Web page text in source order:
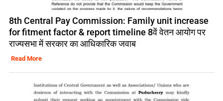
8th Central Pay Commission: Family unit increase
for fitment factor & report timeline 8वें वेतन आयोग पर
राज्यसभा में सरकार का आधिकारिक जवाब
Read More